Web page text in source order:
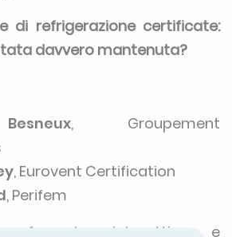
di refrigerazione certificate:
davvero mantenuta?
, Groupement
, Eurovent Certification
, Perifem
formato interattivo e